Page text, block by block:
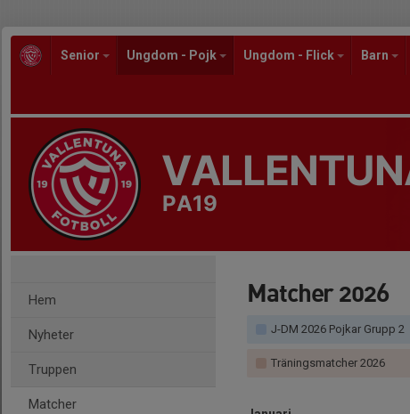
Senior Ungdom - Pojk Ungdom - Flick Barn
PA19
Hem
Nyheter
Truppen
Matcher
Matcher 2026
J-DM 2026 Pojkar Grupp 2
Träningsmatcher 2026